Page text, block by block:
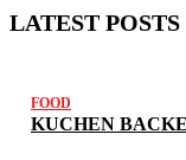
LATEST POSTS
FOOD
KUCHEN